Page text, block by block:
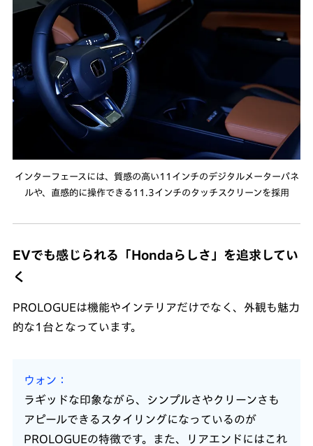
インターフェースには、質感の高い11インチのデジタルメーターパネ
ルや、直感的に操作できる11.3インチのタッチスクリーンを採用
EVでも感じられる「Hondaらしさ」を追求してい
く
PROLOGUEは機能やインテリアだけでなく、外観も魅力
的な1台となっています。
ウォン
ラギッドな印象ながら、シンプルさやクリーンさも
アピールできるスタイリングになっているのが
PROLOGUEの特徴です。また、リアエンドにはこれ